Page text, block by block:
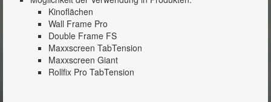
ImpressumKinoflächen
Wall Frame Pro
Double Frame FS
Maxxscreen TabTension
Maxxscreen Giant
Rollfix Pro TabTension